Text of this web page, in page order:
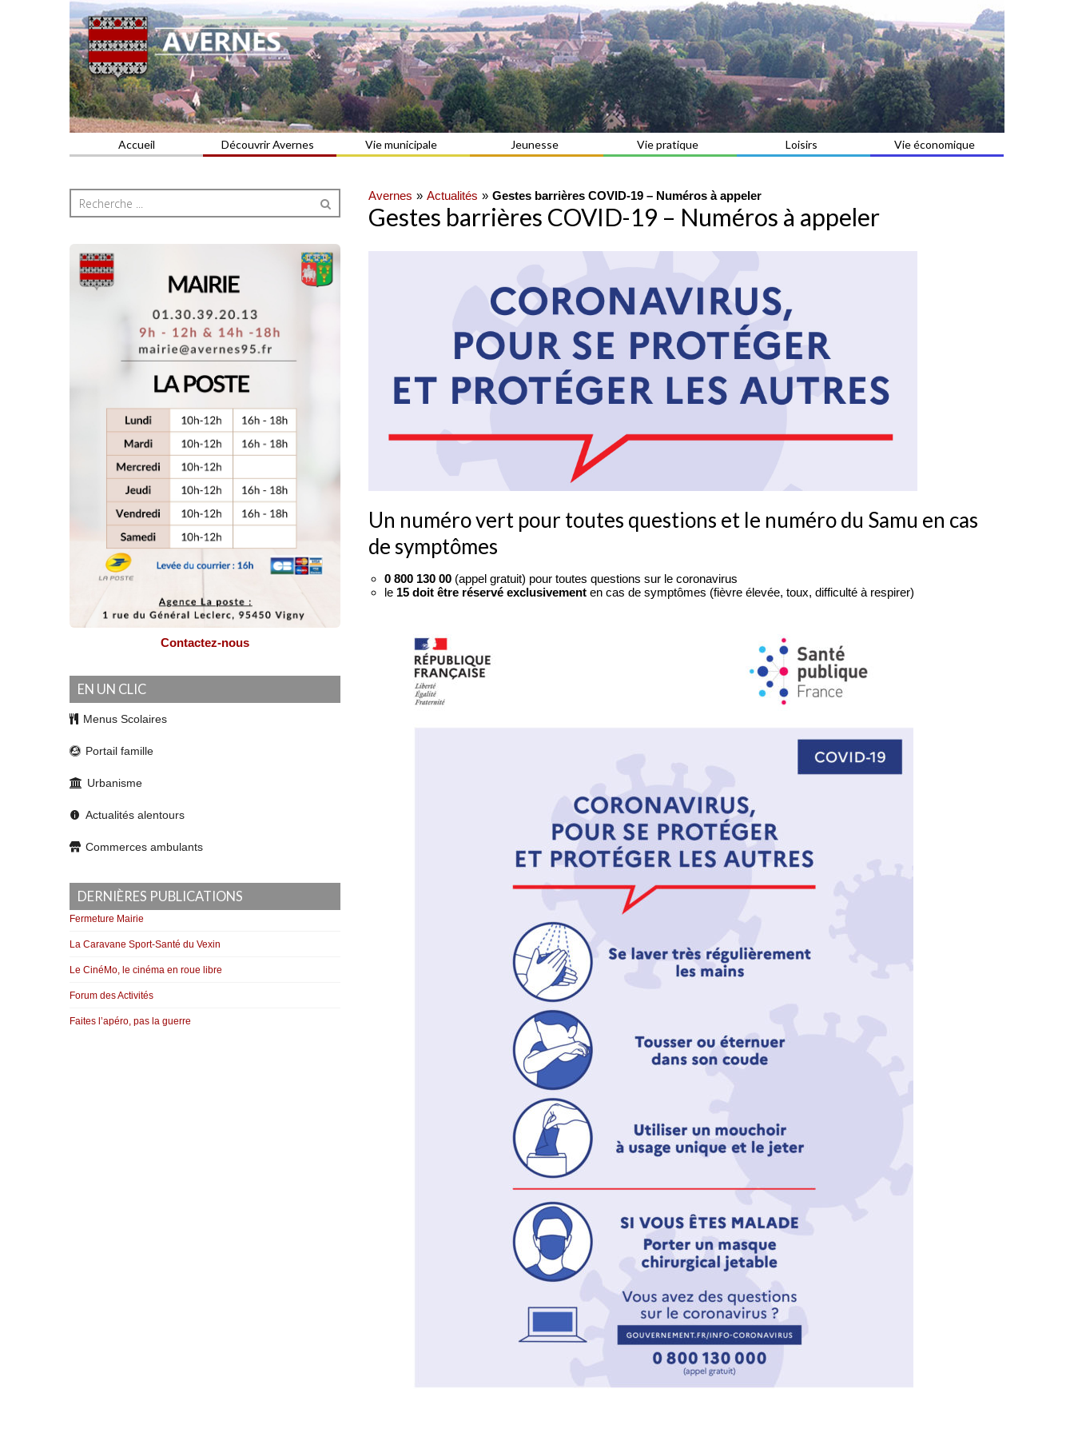
AVERNES
Commune du Val d'Oise
Accueil Découvrir Avernes Vie municipale Jeunesse Vie pratique Loisirs Vie économique
Avernes Actualités Gestes barrières COVID-19 – Numéros à appeler
Gestes barrières COVID-19 – Numéros à appeler
Un numéro vert pour toutes questions et le numéro du Samu en cas
de symptômes
0 800 130 00 (appel gratuit) pour toutes questions sur le coronavirus
le 15 doit être réservé exclusivementen cas de symptômes (fièvre élevée, toux, difficulté à respirer)
Contactez-nous
EN UN CLIC
Menus Scolaires
Portail famille
Urbanisme
Actualités alentours
Commerces ambulants
DERNIÈRES PUBLICATIONS
Fermeture Mairie
La Caravane Sport-Santé du Vexin
Le CinéMo, le cinéma en roue libre
Forum des Activités
Faites l’apéro, pas la guerre